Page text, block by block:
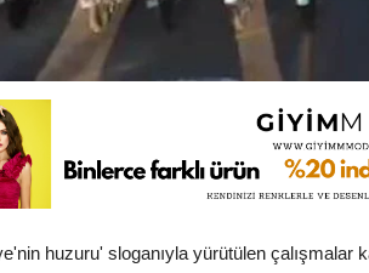
huzuru' sloganıyla yürütülen çalışmalar